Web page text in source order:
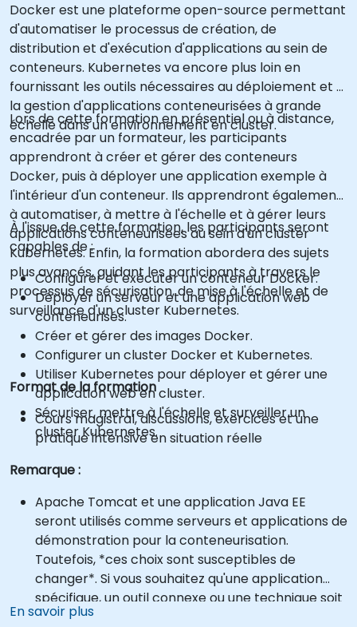
Docker est une plateforme open-source permettant
d'automatiser le processus de création, de
distribution et d'exécution d'applications au sein de
conteneurs. Kubernetes va encore plus loin en
fournissant les outils nécessaires au déploiement et à
la gestion d'applications conteneurisées à grande
échelle dans un environnement en cluster.
Lors de cette formation en présentiel ou à distance,
encadrée par un formateur, les participants
apprendront à créer et gérer des conteneurs
Docker, puis à déployer une application exemple à
l'intérieur d'un conteneur. Ils apprendront également
à automatiser, à mettre à l'échelle et à gérer leurs
applications conteneurisées au sein d'un cluster
Kubernetes. Enfin, la formation abordera des sujets
plus avancés, guidant les participants à travers le
processus de sécurisation, de mise à l'échelle et de
surveillance d'un cluster Kubernetes.
À l'issue de cette formation, les participants seront
capables de :
Configurer et exécuter un conteneur Docker.
Déployer un serveur et une application web
conteneurisés.
Créer et gérer des images Docker.
Configurer un cluster Docker et Kubernetes.
Utiliser Kubernetes pour déployer et gérer une
application web en cluster.
Sécuriser, mettre à l'échelle et surveiller un
cluster Kubernetes.
Format de la formation
Cours magistral, discussions, exercices et une
pratique intensive en situation réelle
Remarque :
Apache Tomcat et une application Java EE
seront utilisés comme serveurs et applications de
démonstration pour la conteneurisation.
Toutefois, *ces choix sont susceptibles de
changer*. Si vous souhaitez qu'une application
spécifique, un outil connexe ou une technique soit
abordé lors de cette formation, veuillez nous
En savoir plus